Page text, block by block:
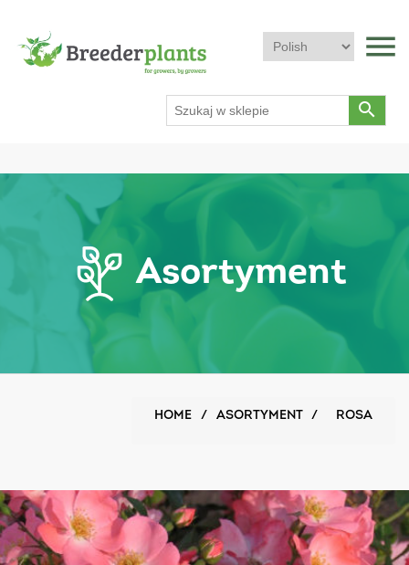
menu
search
Asortyment
HOME / ASORTYMENT / ROSA